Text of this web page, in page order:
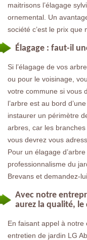
maitrisons l’élagage
ornemental. Un
société c’est le prix que
Élagage : faut-il
Si l’élagage de vos
ou pour le voisinage,
votre commune si vous
l’arbre est au bord
instaurer un périmètre
arbres, car les
vous devrez vous
Pour un élagage
professionnalisme du
Brevans et demandez-
Avec notre
aurez la qualité,
En faisant appel à
entretien de jardin LG